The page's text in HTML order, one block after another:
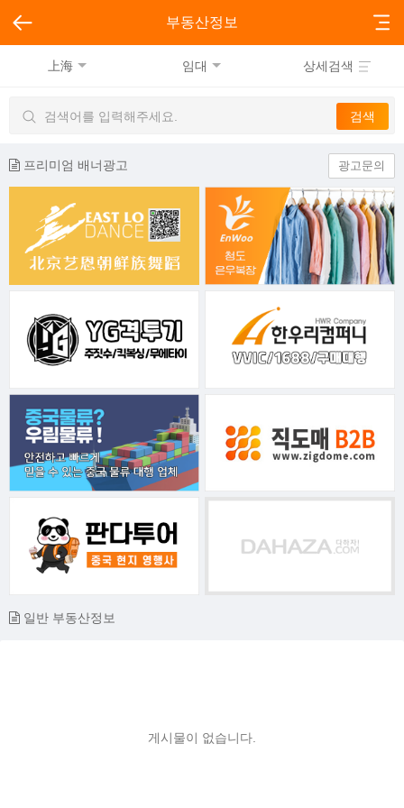
부동산정보
上海 임대 상세검색
프리미엄 배너광고 광고문의
일반 부동산정보
게시물이 없습니다.